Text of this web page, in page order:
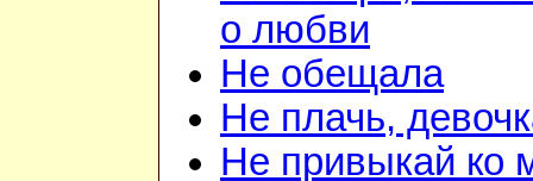
о любви
Не обещала
Не плачь,
Не привыкай ко